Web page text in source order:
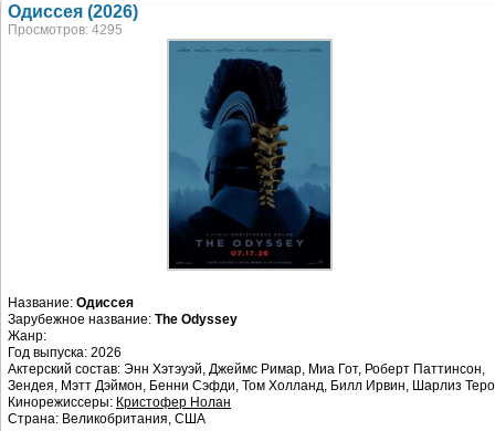
Одиссея (2026)
Просмотров: 4295
Название: Одиссея
Зарубежное название: The Odyssey
Жанр:
Год выпуска: 2026
Актерский состав: Энн Хэтэуэй, Джеймс Римар, Миа Гот, Роберт Паттинсон,
Зендея, Мэтт Дэймон, Бенни Сэфди, Том Холланд, Билл Ирвин, Шарлиз
Кинорежиссеры: Кристофер Нолан
Страна: Великобритания, США